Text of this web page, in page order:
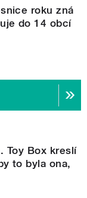
roku zná
do 14 obcí
Toy Box kreslí
to byla ona,